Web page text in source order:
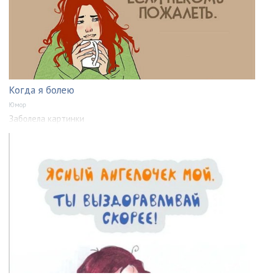
Когда я болею
Юмор
Заболела картинки